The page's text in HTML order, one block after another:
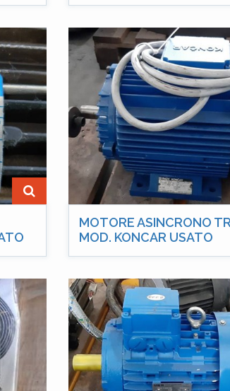
MOTORE ASINCRONO
MOD. KONCAR USATO